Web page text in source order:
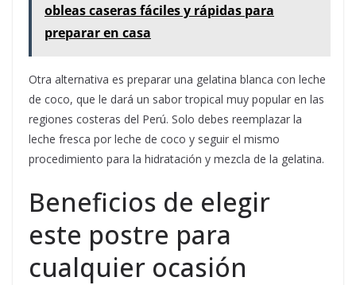
obleas caseras fáciles y rápidas para
preparar en casa
Otra alternativa es preparar una gelatina blanca con leche
de coco, que le dará un sabor tropical muy popular en las
regiones costeras del Perú. Solo debes reemplazar la
leche fresca por leche de coco y seguir el mismo
procedimiento para la hidratación y mezcla de la gelatina.
Beneficios de elegir
este postre para
cualquier ocasión